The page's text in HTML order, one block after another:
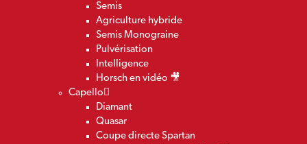
Semis
Agriculture hybride
Semis Monograine
Pulvérisation
Intelligence
Horsch en vidéo 🎥
Capello
Diamant
Quasar
Coupe directe Spartan